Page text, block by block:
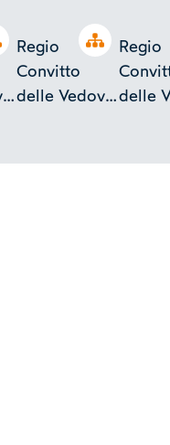
tree Open tree
Regio
Convitto
delle Vedove
Condizione.
Regio
delle